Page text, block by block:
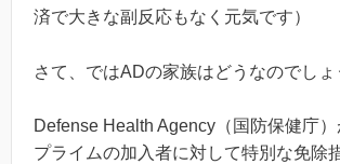
済で大きな副反応もなく元気です）
さて、ではADの家族はどうなのでしょ
Defense Health Agency（国防保健庁
プライムの加入者に対して特別な免除